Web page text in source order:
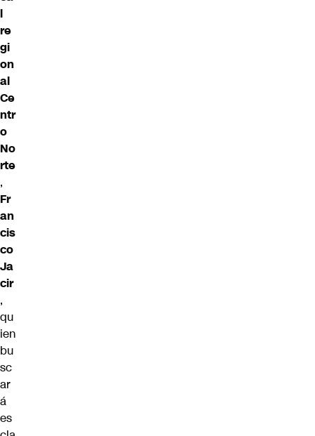
l
re
gi
on
al
Ce
ntr
o
No
rte
,
Fr
an
cis
co
Ja
cir
,
qu
ien
bu
sc
ar
á
es